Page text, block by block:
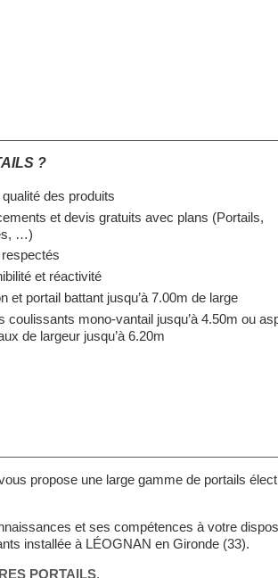
?
des produits
et devis gratuits avec plans (Portails,
…)
et réactivité
et portail battant jusqu’à 7.00m de large
coulissants mono-vantail jusqu’à 4.50m ou
de largeur jusqu’à 6.20m
propose une large gamme de portails
et ses compétences à votre
installée à LÉOGNAN en Gironde (33).
PORTAILS.